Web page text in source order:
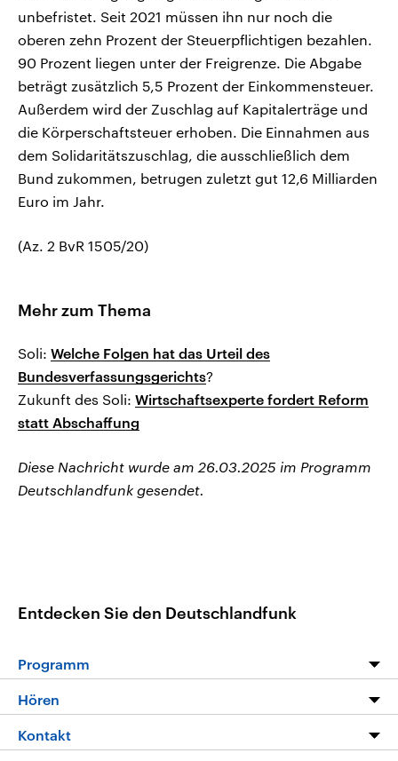
unbefristet. Seit 2021 müssen ihn nur noch die
oberen zehn Prozent der Steuerpflichtigen bezahlen.
90 Prozent liegen unter der Freigrenze. Die Abgabe
beträgt zusätzlich 5,5 Prozent der Einkommensteuer.
Außerdem wird der Zuschlag auf Kapitalerträge und
die Körperschaftsteuer erhoben. Die Einnahmen aus
dem Solidaritätszuschlag, die ausschließlich dem
Bund zukommen, betrugen zuletzt gut 12,6 Milliarden
Euro im Jahr.
(Az. 2 BvR 1505/20)
Mehr zum Thema
Soli: Welche Folgen hat das Urteil des
Bundesverfassungsgerichts?
Zukunft des Soli: Wirtschaftsexperte fordert Reform
statt Abschaffung
Diese Nachricht wurde am 26.03.2025 im Programm
Deutschlandfunk gesendet.
Entdecken Sie den Deutschlandfunk
Programm
Programm
Die Nachrichten
Hören
Livestream
Kontakt